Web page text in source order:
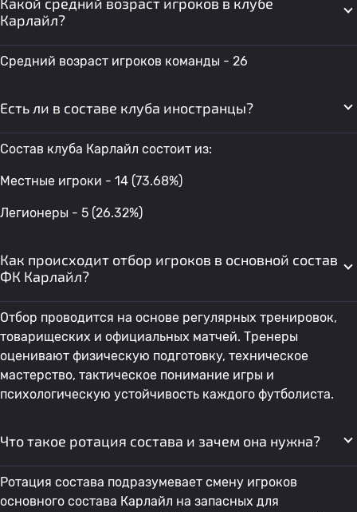
Карлайл?
Средний возраст игроков команды - 26
Есть ли в составе клуба иностранцы?
Состав клуба Карлайл состоит из:
Местные игроки - 14 (73.68%)
Легионеры - 5 (26.32%)
Как происходит отбор игроков в основной состав
ФК Карлайл?
Отбор проводится на основе регулярных тренировок,
товарищеских и официальных матчей. Тренеры
оценивают физическую подготовку, техническое
мастерство, тактическое понимание игры и
психологическую устойчивость каждого футболиста.
Что такое ротация состава и зачем она нужна?
Ротация состава подразумевает смену игроков
основного состава Карлайл на запасных для